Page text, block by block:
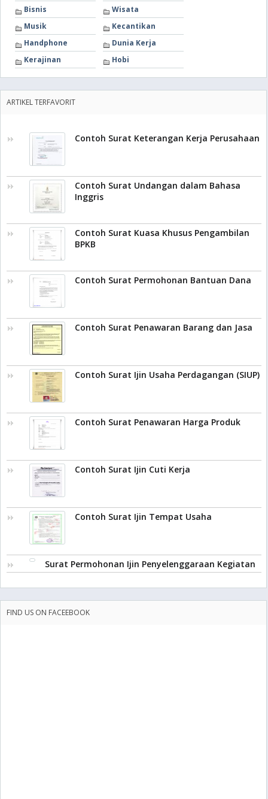
Bisnis
Wisata
Musik
Kecantikan
Handphone
Dunia Kerja
Kerajinan
Hobi
ARTIKEL TERFAVORIT
Contoh Surat Keterangan Kerja Perusahaan
Contoh Surat Undangan dalam Bahasa
Inggris
Contoh Surat Kuasa Khusus Pengambilan
BPKB
Contoh Surat Permohonan Bantuan Dana
Contoh Surat Penawaran Barang dan Jasa
Contoh Surat Ijin Usaha Perdagangan (SIUP)
Contoh Surat Penawaran Harga Produk
Contoh Surat Ijin Cuti Kerja
Contoh Surat Ijin Tempat Usaha
Surat Permohonan Ijin Penyelenggaraan Kegiatan
FIND US ON FACEEBOOK